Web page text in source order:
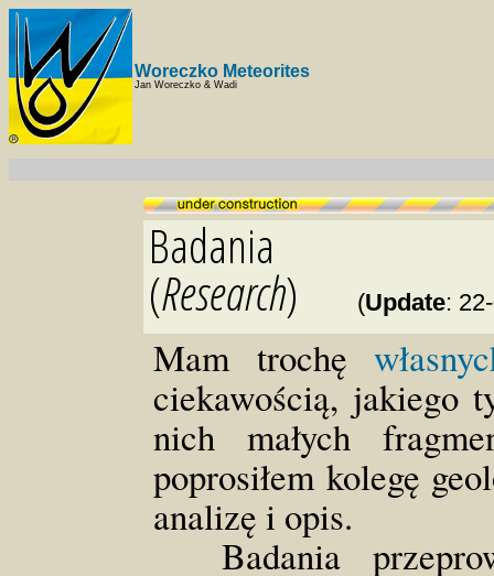
Woreczko Meteorites
Jan Woreczko & Wadi
Badania
(Research) (Update:
Mam trochę
ciekawością, jakiego
nich małych
poprosiłem kolegę
analizę i opis.
Badania